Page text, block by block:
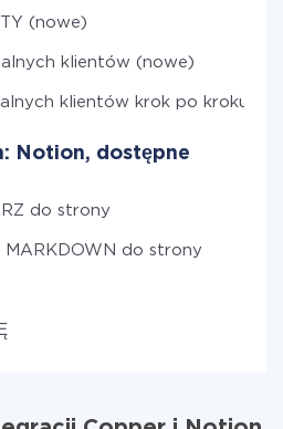
(nowe)
klientów (nowe)
klientów krok po kroku
Notion, dostępne
do strony
MARKDOWN do strony